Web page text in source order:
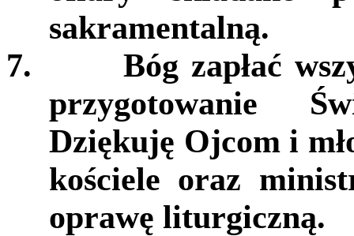
sakramentalną.
7.
Bóg zapłać
przygotowanie
Dziękuję Ojcom i
kościele oraz
oprawę liturgiczną.